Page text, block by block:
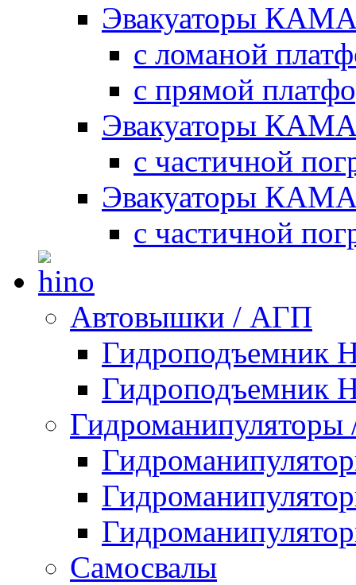
Эвакуаторы
с ломаной
с прямой
Эвакуаторы
с частичной
Эвакуаторы
с частичной
Автовышки / АГП
Гидроподъемник
Гидроподъемник
Самосвалы